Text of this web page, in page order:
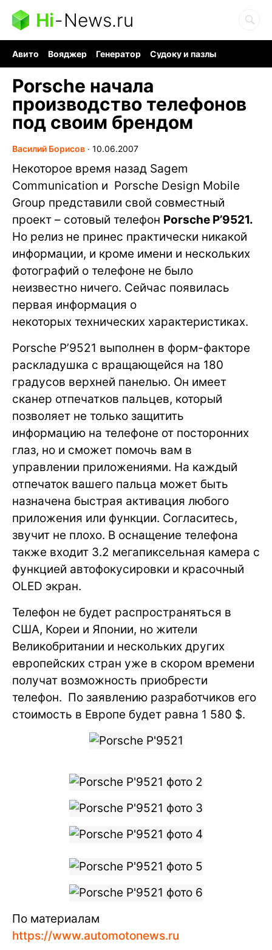
Hi-News.ru
Авито Вояджер Генератор
Судоку и пазлы
Porsche начала
производство телефонов
под своим брендом
Василий Борисов ∙ 10.06.2007
Некоторое время назад Sagem
Communication и Porsche Design Mobile
Group представили свой совместный
проект – сотовый телефон Porsche P’9521.
Но релиз не принес практически никакой
информации, и кроме имени и нескольких
фотографий о телефоне не было
неизвестно ничего. Сейчас появилась
первая информация о
некоторых технических характеристиках.
Porsche P’9521 выполнен в форм-факторе
раскладушка с вращающейся на 180
градусов верхней панелью. Он имеет
сканер отпечатков пальцев, который
позволяет не только защитить
информацию на телефоне от посторонних
глаз, но и сможет помочь вам в
управлении приложениями. На каждый
отпечаток вашего пальца может быть
назначена быстрая активация любого
приложения или функции. Согласитесь,
звучит не плохо. В оснащение телефона
также входит 3.2 мегапиксельная камера с
функцией автофокусировки и красочный
OLED экран.
Телефон не будет распространяться в
США, Кореи и Японии, но жители
Великобритании и нескольких других
европейских стран уже в скором времени
получат возможность приобрести
телефон. По заявлению разработчиков его
стоимость в Европе будет равна 1 580 $.
По материалам
https://www.automotonews.ru